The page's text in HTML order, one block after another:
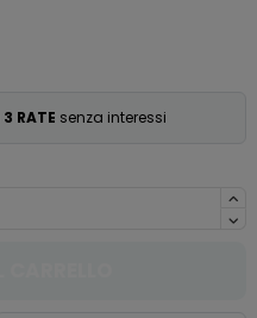
3 RATE senza interessi